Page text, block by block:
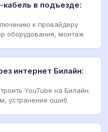
в подъезде:
к провайдеру
оборудования, монтаж
интернет Билайн:
YouTube на Билайн.
устранение ошиб